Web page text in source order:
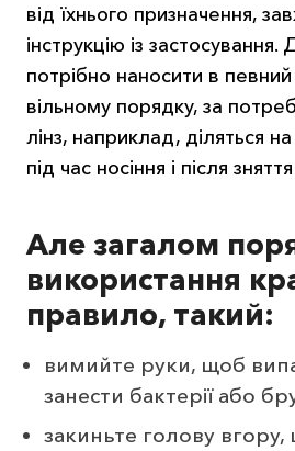
від їхнього призначення,
інструкцію із застосування.
потрібно наносити в
вільному порядку, за
лінз, наприклад, діляться
під час носіння і після зняття
Але загалом
використання
правило, такий:
вимийте руки, щоб
занести бактерії або
закиньте голову